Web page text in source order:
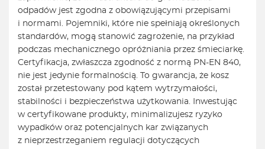
odpadów jest zgodna z obowiązującymi przepisami
i normami. Pojemniki, które nie spełniają określonych
standardów, mogą stanowić zagrożenie, na przykład
podczas mechanicznego opróżniania przez śmieciarkę.
Certyfikacja, zwłaszcza zgodność z normą PN-EN 840,
nie jest jedynie formalnością. To gwarancja, że kosz
został przetestowany pod kątem wytrzymałości,
stabilności i bezpieczeństwa użytkowania. Inwestując
w certyfikowane produkty, minimalizujesz ryzyko
wypadków oraz potencjalnych kar związanych
z nieprzestrzeganiem regulacji dotyczących